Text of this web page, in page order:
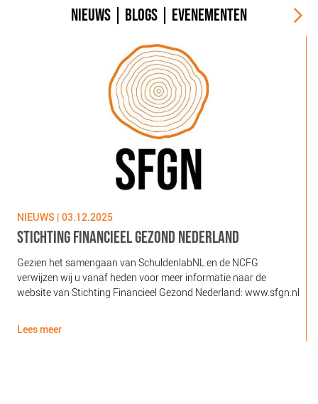
NIEUWS BLOGS EVENEMENTEN
NIEUWS | 03.12.2025
STICHTING FINANCIEEL GEZOND NEDERLAND
Gezien het samengaan van SchuldenlabNL en de NCFG
verwijzen wij u vanaf heden voor meer informatie naar de
website van Stichting Financieel Gezond Nederland: www.sfgn.nl
Lees meer